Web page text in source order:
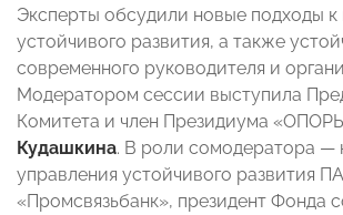
Эксперты обсудили новые подходы к
устойчивого развития, а также
современного руководителя и
Модератором сессии выступила
Комитета и член Президиума
Кудашкина. В роли сомодератора —
управления устойчивого развития
«Промсвязьбанк», президент Фонда